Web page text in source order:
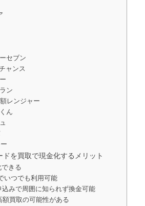
セブン
ャンス
ン
レンジャー
ん
を買取で現金化するメリット
きる
いつでも利用可能
込みで周囲に知られず換金可能
額買取の可能性がある